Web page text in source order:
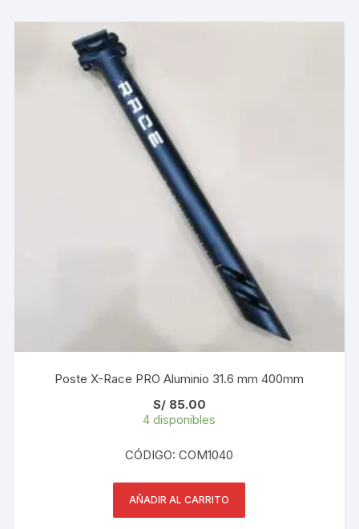
Poste X-Race PRO Aluminio 31.6 mm 400mm
S/85.00
4 disponibles
CÓDIGO: COM1040
AÑADIR AL CARRITO